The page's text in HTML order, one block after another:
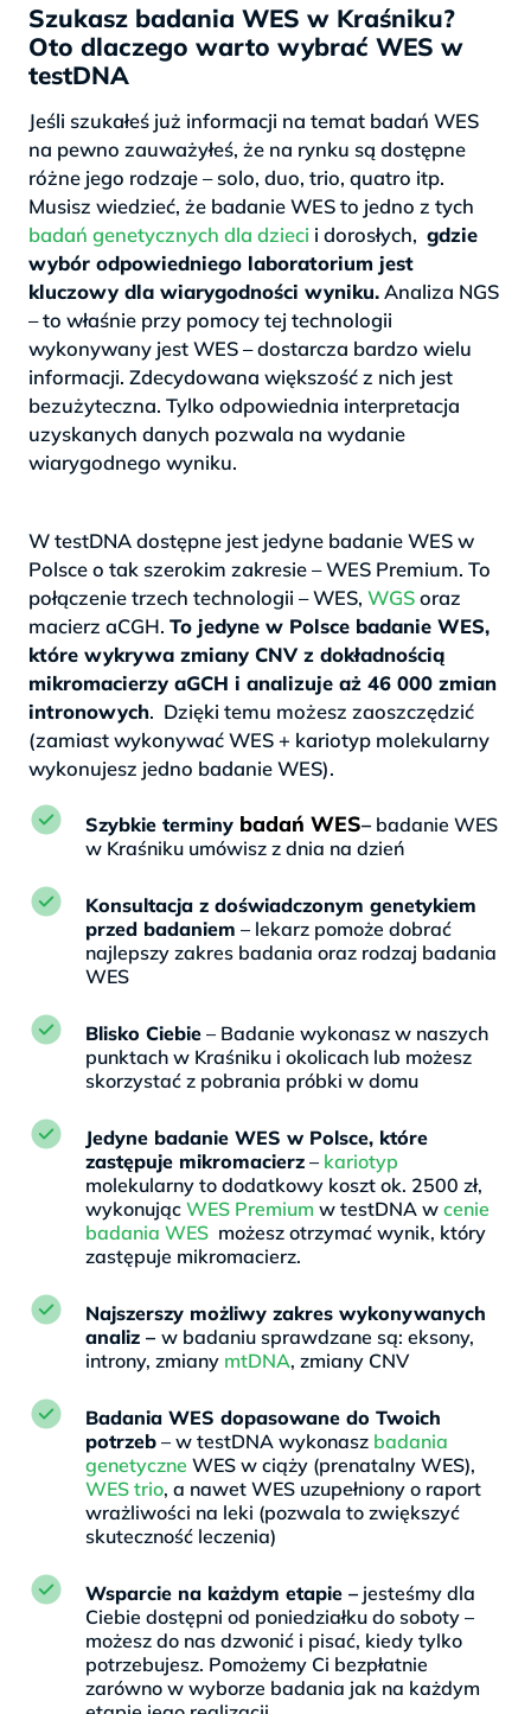
Szukasz badania WES w Kraśniku?
Oto dlaczego warto wybrać WES w
testDNA
Jeśli szukałeś już informacji na temat badań WES
na pewno zauważyłeś, że na rynku są dostępne
różne jego rodzaje – solo, duo, trio, quatro itp.
Musisz wiedzieć, że badanie WES to jedno z tych
badań genetycznych dla dzieci i dorosłych, gdzie
wybór odpowiedniego laboratorium jest
kluczowy dla wiarygodności wyniku.Analiza NGS
– to właśnie przy pomocy tej technologii
wykonywany jest WES – dostarcza bardzo wielu
informacji. Zdecydowana większość z nich jest
bezużyteczna. Tylko odpowiednia interpretacja
uzyskanych danych pozwala na wydanie
wiarygodnego wyniku.
W testDNA dostępne jest jedyne badanie WES w
Polsce o tak szerokim zakresie – WES Premium. To
połączenie trzech technologii – WES, WGSoraz
macierz aCGH. To jedyne w Polsce badanie WES,
które wykrywa zmiany CNV z dokładnością
mikromacierzy aGCH i analizuje aż 46 000 zmian
intronowych. Dzięki temu możesz zaoszczędzić
(zamiast wykonywać WES + kariotyp molekularny
wykonujesz jedno badanie WES).
Szybkie terminy badań WES– badanie WES
w Kraśniku umówisz z dnia na dzień
Konsultacja z doświadczonym genetykiem
przed badaniem – lekarz pomoże dobrać
najlepszy zakres badania oraz rodzaj badania
WES
Blisko Ciebie – Badanie wykonasz w naszych
punktach w Kraśniku i okolicach lub możesz
skorzystać z pobrania próbki w domu
Jedyne badanie WES w Polsce, które
zastępuje mikromacierz – kariotyp
molekularny to dodatkowy koszt ok. 2500 zł,
wykonując WES Premium w testDNA w cenie
badania WES możesz otrzymać wynik, który
zastępuje mikromacierz.
Najszerszy możliwy zakres wykonywanych
analiz – w badaniu sprawdzane są: eksony,
introny, zmiany mtDNA, zmiany CNV
Badania WES dopasowane do Twoich
potrzeb – w testDNA wykonasz badania
genetyczne WES w ciąży (prenatalny WES),
WES trio, a nawet WES uzupełniony o raport
wrażliwości na leki (pozwala to zwiększyć
skuteczność leczenia)
Wsparcie na każdym etapie – jesteśmy dla
Ciebie dostępni od poniedziałku do soboty –
możesz do nas dzwonić i pisać, kiedy tylko
potrzebujesz. Pomożemy Ci bezpłatnie
zarówno w wyborze badania jak na każdym